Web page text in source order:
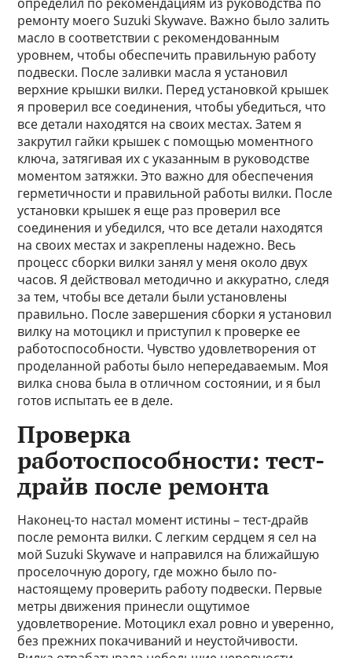
ремонту моего Suzuki Skywave. Важно было залить
масло в соответствии с рекомендованным
уровнем, чтобы обеспечить правильную работу
подвески. После заливки масла я установил
верхние крышки вилки. Перед установкой крышек
я проверил все соединения, чтобы убедиться, что
все детали находятся на своих местах. Затем я
закрутил гайки крышек с помощью моментного
ключа, затягивая их с указанным в руководстве
моментом затяжки. Это важно для обеспечения
герметичности и правильной работы вилки. После
установки крышек я еще раз проверил все
соединения и убедился, что все детали находятся
на своих местах и закреплены надежно. Весь
процесс сборки вилки занял у меня около двух
часов. Я действовал методично и аккуратно, следя
за тем, чтобы все детали были установлены
правильно. После завершения сборки я установил
вилку на мотоцикл и приступил к проверке ее
работоспособности. Чувство удовлетворения от
проделанной работы было непередаваемым. Моя
вилка снова была в отличном состоянии, и я был
готов испытать ее в деле.
Проверка
работоспособности: тест-
драйв после ремонта
Наконец-то настал момент истины – тест-драйв
после ремонта вилки. С легким сердцем я сел на
мой Suzuki Skywave и направился на ближайшую
проселочную дорогу, где можно было по-
настоящему проверить работу подвески. Первые
метры движения принесли ощутимое
удовлетворение. Мотоцикл ехал ровно и уверенно,
без прежних покачиваний и неустойчивости.